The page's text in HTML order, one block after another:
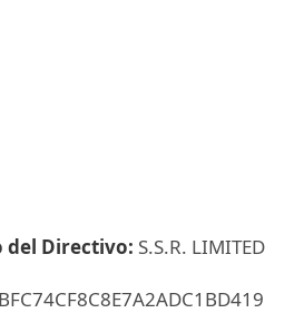
del Directivo: S.S.R. LIMITED